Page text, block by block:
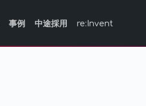
事例 中途採用 re:Invent